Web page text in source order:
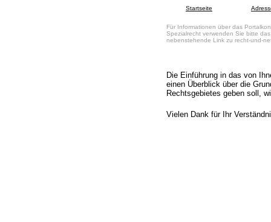
Startseite
Für Informationen über das
Spezialrecht verwenden Sie bitte das
nebenstehende Link zu recht-und-
Die Einführung in das von
einen Überblick über die
Rechtsgebietes geben soll,
Vielen Dank für Ihr